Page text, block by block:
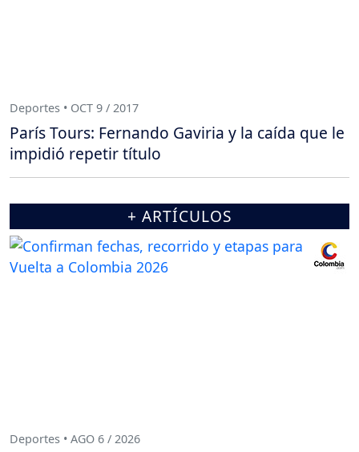
Deportes • OCT 9 / 2017
París Tours: Fernando Gaviria y la caída que le
impidió repetir título
+ ARTÍCULOS
Deportes • AGO 6 / 2026